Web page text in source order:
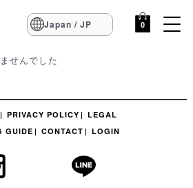
Japan / JP 0
せんでした
PRIVACY POLICY
LEGAL
GUIDE
CONTACT LOGIN